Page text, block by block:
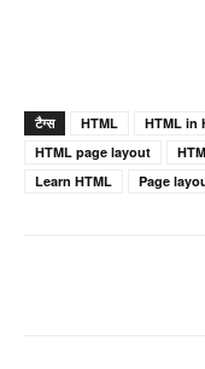
टैग्स HTML HTML in
HTML page layout
Learn HTML
Page